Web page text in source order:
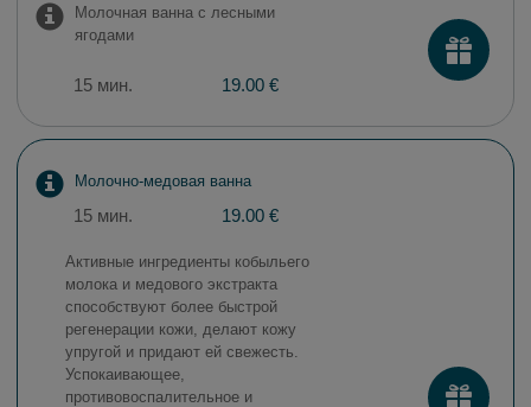
Молочная ванна с лесными
ягодами
15 мин. 19.00 €
Молочно-медовая ванна
15 мин. 19.00 €
Активные ингредиенты кобыльего
молока и медового экстракта
способствуют более быстрой
регенерации кожи, делают кожу
упругой и придают ей свежесть.
Успокаивающее,
противовоспалительное и